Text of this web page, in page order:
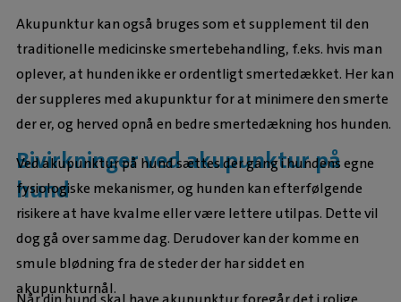
Akupunktur kan også bruges som et supplement til den
traditionelle medicinske smertebehandling, f.eks. hvis man
oplever, at hunden ikke er ordentligt smertedækket. Her kan
der suppleres med akupunktur for at minimere den smerte
der er, og herved opnå en bedre smertedækning hos hunden.
Bivirkninger ved akupunktur på
hund
Ved akupunktur på hund sættes der gang i hundens egne
fysiologiske mekanismer, og hunden kan efterfølgende
risikere at have kvalme eller være lettere utilpas. Dette vil
dog gå over samme dag. Derudover kan der komme en
smule blødning fra de steder der har siddet en
akupunkturnål.